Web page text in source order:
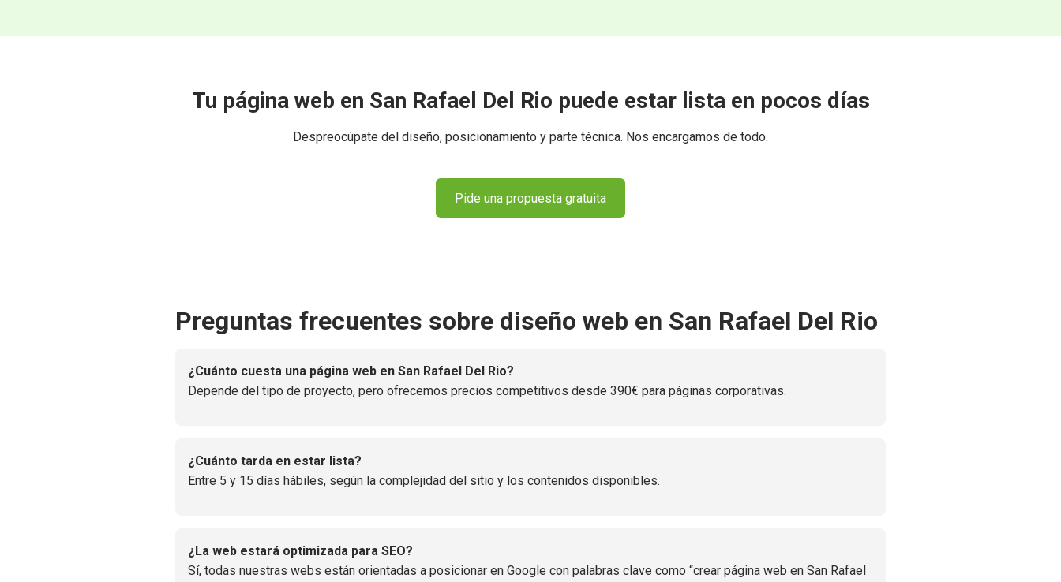
Tu página web en San Rafael Del Rio puede estar lista en pocos días
Despreocúpate del diseño, posicionamiento y parte técnica. Nos encargamos de todo.
Pide una propuesta gratuita
Preguntas frecuentes sobre diseño web en San Rafael Del Rio
¿Cuánto cuesta una página web en San Rafael Del Rio?
Depende del tipo de proyecto, pero ofrecemos precios competitivos desde 390€ para páginas corporativas.
¿Cuánto tarda en estar lista?
Entre 5 y 15 días hábiles, según la complejidad del sitio y los contenidos disponibles.
¿La web estará optimizada para SEO?
Sí, todas nuestras webs están orientadas a posicionar en Google con palabras clave como “crear página web en San Rafael